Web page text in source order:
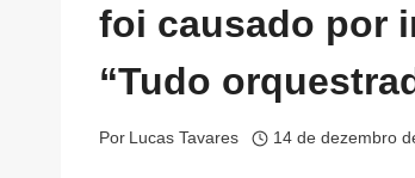
foi causado por
“Tudo
Por Lucas Tavares 14 de dezembro